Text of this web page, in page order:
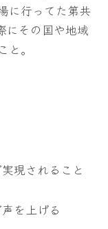
に行ってた第共
にその国や地域
。
現されること
を上げる